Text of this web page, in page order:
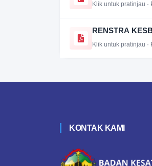
Klik untuk pratinjau ·
RENSTRA
Klik untuk pratinjau ·
KONTAK KAMI